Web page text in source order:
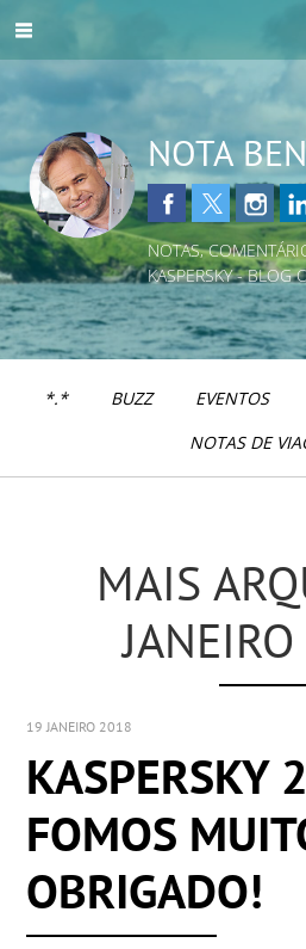
NOTA
NOTAS,
KASPERSKY - BLOG
*.* BUZZ EVENTOS
NOTAS DE
MAIS
19 JANEIRO 2018
KASPERSKY
FOMOS
OBRIGADO!